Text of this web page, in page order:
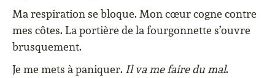
Ma respiration se bloque. Mon cœur cogne contre
mes côtes. La portière de la fourgonnette s’ouvre
brusquement.
Je me mets à paniquer. Il va me faire du mal.